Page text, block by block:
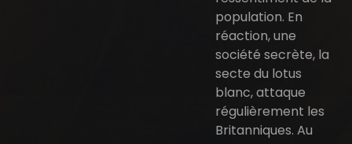
population. En
réaction, une
société secrète, la
secte du lotus
blanc, attaque
régulièrement les
Britanniques. Au